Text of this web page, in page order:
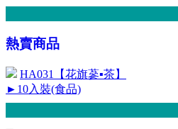
熱賣商品
HA031【花旗蔘▪茶】
►10入裝(食品)